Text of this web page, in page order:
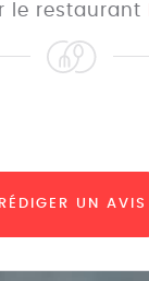
le restaurant
RÉDIGER UN AVIS